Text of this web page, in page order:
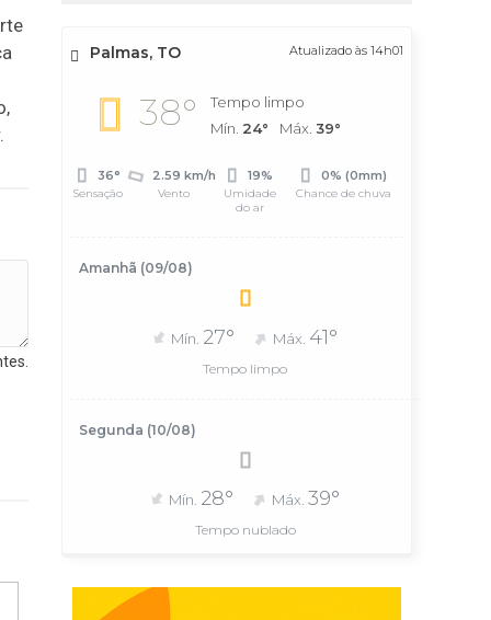
Palmas, TO Atualizado às 14h01
38°
Tempo limpo
Mín. 24° Máx. 39°
36°
Sensação
2.59 km/h
Vento
19%
Umidade
do ar
0% (0mm)
Chance de chuva
Amanhã (09/08)
Mín. 27° Máx. 41°
Tempo limpo
Segunda (10/08)
Mín. 28° Máx.39°
Tempo nublado